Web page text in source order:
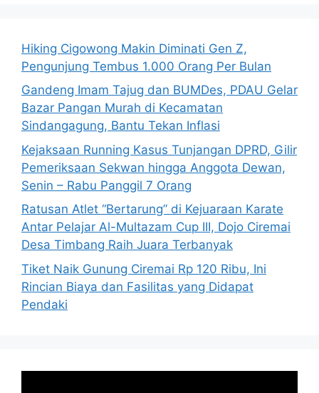
Hiking Cigowong Makin Diminati Gen Z,
Pengunjung Tembus 1.000 Orang Per Bulan
Gandeng Imam Tajug dan BUMDes, PDAU Gelar
Bazar Pangan Murah di Kecamatan
Sindangagung, Bantu Tekan Inflasi
Kejaksaan Running Kasus Tunjangan DPRD, Gilir
Pemeriksaan Sekwan hingga Anggota Dewan,
Senin – Rabu Panggil 7 Orang
Ratusan Atlet “Bertarung” di Kejuaraan Karate
Antar Pelajar Al-Multazam Cup III, Dojo Ciremai
Desa Timbang Raih Juara Terbanyak
Tiket Naik Gunung Ciremai Rp 120 Ribu, Ini
Rincian Biaya dan Fasilitas yang Didapat
Pendaki